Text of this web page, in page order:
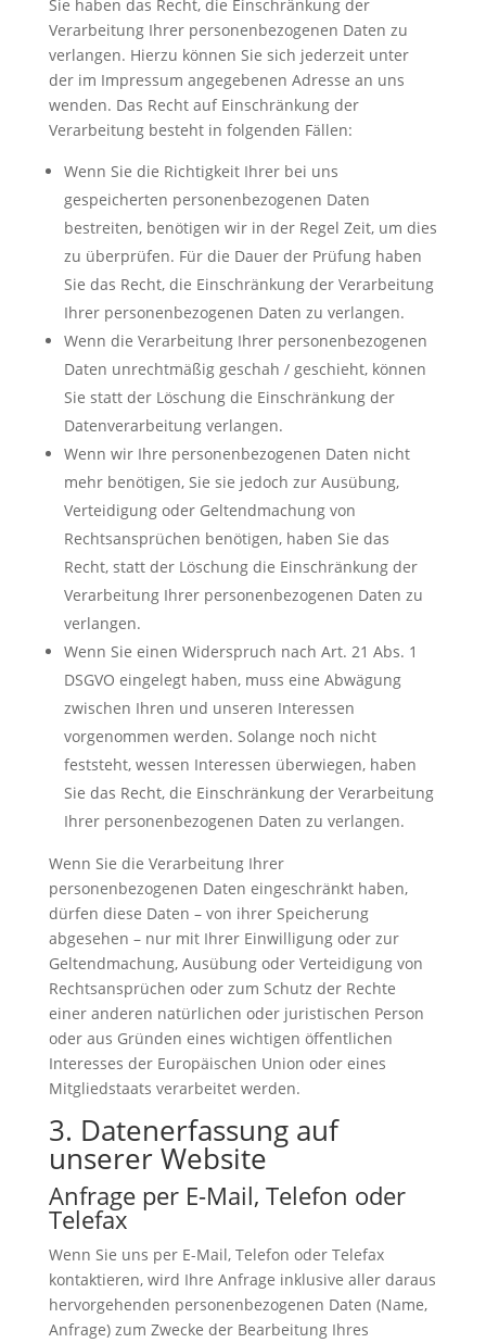
Sie haben das Recht, die Einschränkung der
Verarbeitung Ihrer personenbezogenen Daten zu
verlangen. Hierzu können Sie sich jederzeit unter
der im Impressum angegebenen Adresse an uns
wenden. Das Recht auf Einschränkung der
Verarbeitung besteht in folgenden Fällen:
Wenn Sie die Richtigkeit Ihrer bei uns
gespeicherten personenbezogenen Daten
bestreiten, benötigen wir in der Regel Zeit, um dies
zu überprüfen. Für die Dauer der Prüfung haben
Sie das Recht, die Einschränkung der Verarbeitung
Ihrer personenbezogenen Daten zu verlangen.
Wenn die Verarbeitung Ihrer personenbezogenen
Daten unrechtmäßig geschah / geschieht, können
Sie statt der Löschung die Einschränkung der
Datenverarbeitung verlangen.
Wenn wir Ihre personenbezogenen Daten nicht
mehr benötigen, Sie sie jedoch zur Ausübung,
Verteidigung oder Geltendmachung von
Rechtsansprüchen benötigen, haben Sie das
Recht, statt der Löschung die Einschränkung der
Verarbeitung Ihrer personenbezogenen Daten zu
verlangen.
Wenn Sie einen Widerspruch nach Art. 21 Abs. 1
DSGVO eingelegt haben, muss eine Abwägung
zwischen Ihren und unseren Interessen
vorgenommen werden. Solange noch nicht
feststeht, wessen Interessen überwiegen, haben
Sie das Recht, die Einschränkung der Verarbeitung
Ihrer personenbezogenen Daten zu verlangen.
Wenn Sie die Verarbeitung Ihrer
personenbezogenen Daten eingeschränkt haben,
dürfen diese Daten – von ihrer Speicherung
abgesehen – nur mit Ihrer Einwilligung oder zur
Geltendmachung, Ausübung oder Verteidigung von
Rechtsansprüchen oder zum Schutz der Rechte
einer anderen natürlichen oder juristischen Person
oder aus Gründen eines wichtigen öffentlichen
Interesses der Europäischen Union oder eines
Mitgliedstaats verarbeitet werden.
3. Datenerfassung auf
unserer Website
Anfrage per E-Mail, Telefon oder
Telefax
Wenn Sie uns per E-Mail, Telefon oder Telefax
kontaktieren, wird Ihre Anfrage inklusive aller daraus
hervorgehenden personenbezogenen Daten (Name,
Anfrage) zum Zwecke der Bearbeitung Ihres